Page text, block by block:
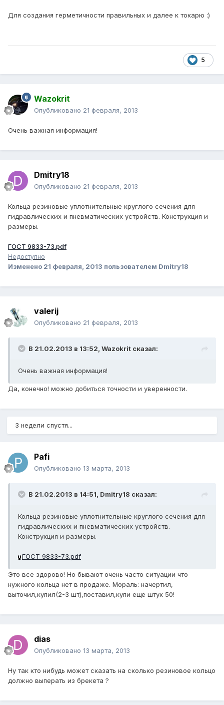
Для создания герметичности правильных и далее к токарю :)
5
Wazokrit
Опубликовано 21 февраля, 2013
Очень важная информация!
Dmitry18
Опубликовано 21 февраля, 2013
Кольца резиновые уплотнительные круглого сечения для
гидравлических и пневматических устройств. Конструкция и
размеры.
ГОСТ 9833-73.pdf
Недоступно
Изменено 21 февраля, 2013 пользователем Dmitry18
valerij
Опубликовано 21 февраля, 2013
В 21.02.2013 в 13:52, Wazokrit сказал:
Очень важная информация!
Да, конечно! можно добиться точности и уверенности.
3 недели спустя...
Pafi
Опубликовано 13 марта, 2013
В 21.02.2013 в 14:51, Dmitry18 сказал:
Кольца резиновые уплотнительные круглого сечения для
гидравлических и пневматических устройств.
Конструкция и размеры.
ГОСТ 9833-73.pdf
Это все здорово! Но бывают очень часто ситуации что
нужного кольца нет в продаже. Мораль: начертил,
выточил,купил(2-3 шт),поставил,купи еще штук 50!
dias
Опубликовано 13 марта, 2013
Ну так кто нибудь может сказать на сколько резиновое кольцо
должно выперать из брекета ?